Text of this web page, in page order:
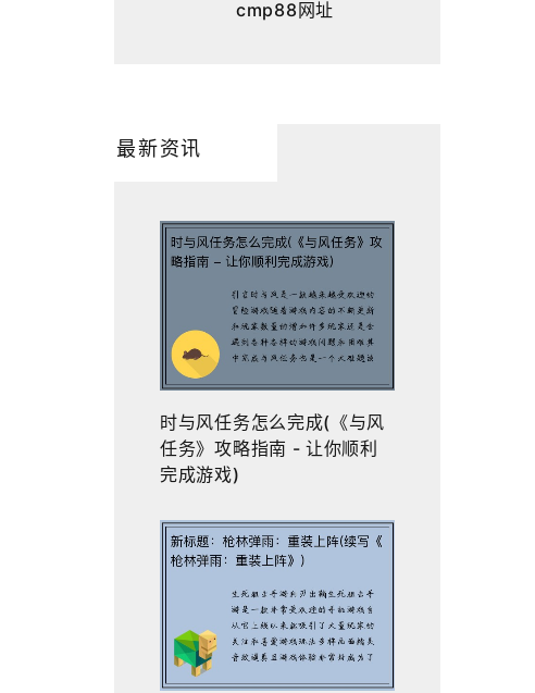
cmp88网址
最新资讯
时与风任务怎么完成(《与风
任务》攻略指南 - 让你顺利
完成游戏)